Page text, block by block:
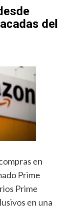
del
en
Prime
Prime
en una